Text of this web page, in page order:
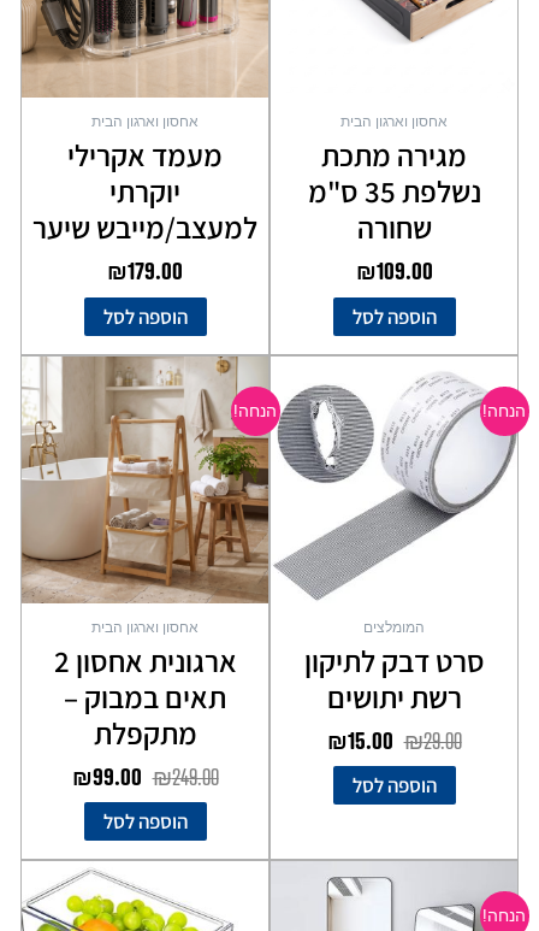
אחסון וארגון הבית
מגירה מתכת
נשלפת 35 ס"מ
שחורה
₪109.00
הוספה לסל
אחסון וארגון הבית
מעמד אקרילי
יוקרתי
למעצב/מייבש שיער
₪179.00
הוספה לסל
הנחה!
המומלצים
סרט דבק לתיקון
רשת יתושים
₪29.00
המקורי
היה:
₪29.00.
₪15.00
הנוכחי
הוא:
₪15.00.
הוספה לסל
הנחה!
אחסון וארגון הבית
ארגונית אחסון 2
תאים במבוק –
מתקפלת
₪249.00
המחיר
המקורי
היה:
₪249.00.
₪99.00
המחיר
הנוכחי
הוא:
₪99.00.
הוספה לסל
הנחה!
המחיר
המקורי